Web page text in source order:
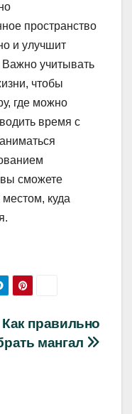
пространство
и улучшит
Важно учитывать
чтобы
где можно
время с
сможете
местом, куда
Как правильно
мангал